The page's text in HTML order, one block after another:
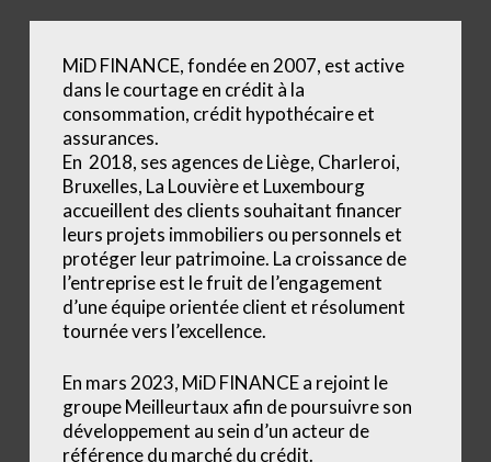
MiD FINANCE, fondée en 2007, est active
dans le courtage en crédit à la
consommation, crédit hypothécaire et
assurances.
En 2018, ses agences de Liège, Charleroi,
Bruxelles, La Louvière et Luxembourg
accueillent des clients souhaitant financer
leurs projets immobiliers ou personnels et
protéger leur patrimoine. La croissance de
l’entreprise est le fruit de l’engagement
d’une équipe orientée client et résolument
tournée vers l’excellence.
En mars 2023, MiD FINANCE a rejoint le
groupe Meilleurtaux afin de poursuivre son
développement au sein d’un acteur de
référence du marché du crédit.